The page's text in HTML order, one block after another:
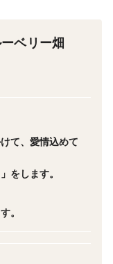
！
！
、生で食べられ
ネでどうぞ！
ニンニクとの炒
ベリー畑
て、愛情込めて
をします。
。